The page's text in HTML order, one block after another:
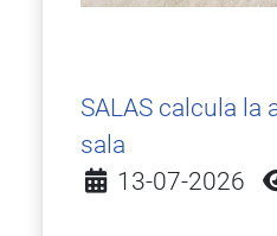
SALAS calcula la
sala
Detalles
13-07-2026